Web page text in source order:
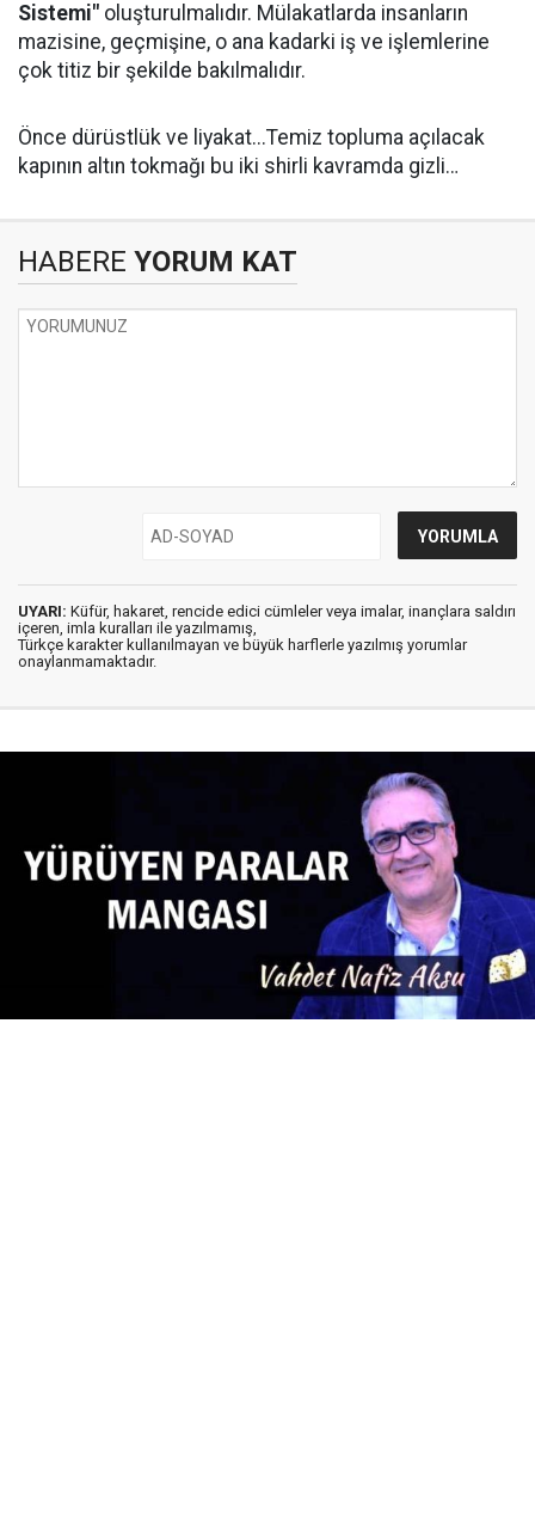
Sistemi" oluşturulmalıdır. Mülakatlarda insanların
mazisine, geçmişine, o ana kadarki iş ve işlemlerine
çok titiz bir şekilde bakılmalıdır.
Önce dürüstlük ve liyakat...Temiz topluma açılacak
kapının altın tokmağı bu iki shirli kavramda gizli…
HABERE YORUM KAT
UYARI: Küfür, hakaret, rencide edici cümleler veya imalar, inançlara saldırı
içeren, imla kuralları ile yazılmamış,
Türkçe karakter kullanılmayan ve büyük harflerle yazılmış yorumlar
onaylanmamaktadır.